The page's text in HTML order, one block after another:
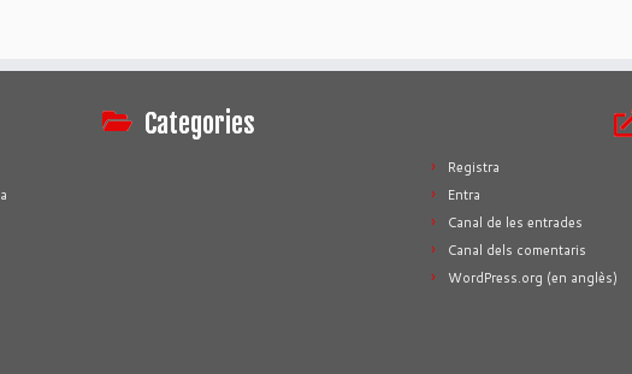
Categories
Registra
Entra
Canal de les entrades
Canal dels comentaris
WordPress.org (en anglès)